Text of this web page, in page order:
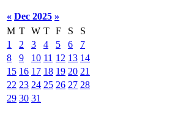
« Dec 2025 »
M T W T F S
S
1
2 3 4 5 6
7
8
9 10 11 12 13 14
15 16 17 18 19 20 21
22 23 24 25 26 27 28
29 30 31